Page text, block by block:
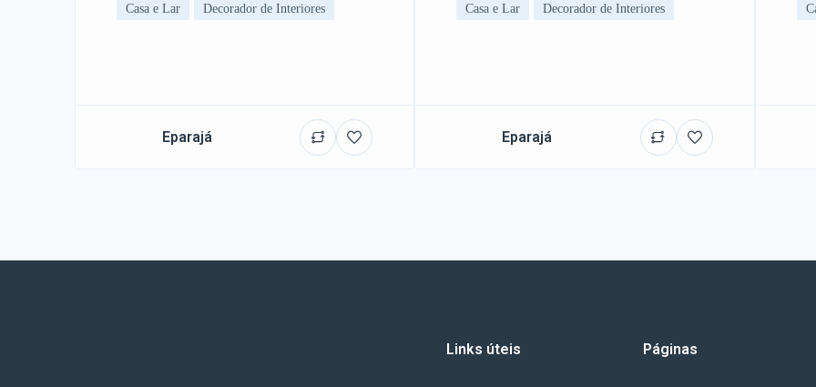
Casa e Lar Decorador de Interiores
Eparajá
Casa e Lar Decorador de Interiores
Eparajá
Links úteis Páginas